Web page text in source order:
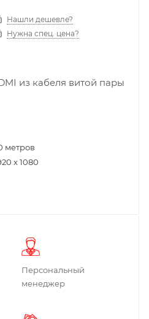
Нашли дешевле?
Нужна спец. цена?
из кабеля витой пары
метров
x 1080
Персональный
менеджер